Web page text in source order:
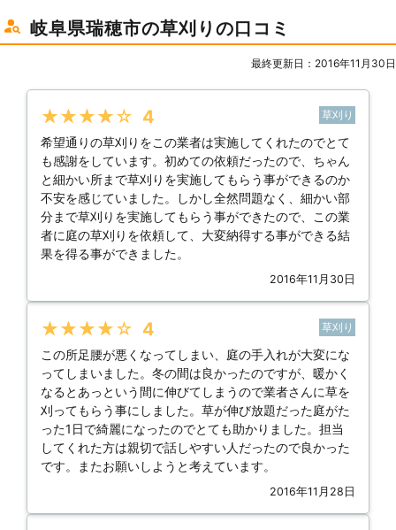
岐阜県瑞穂市の草刈りの口コミ
最終更新日：2016年11月30日
★★★★★ 4 草刈り
希望通りの草刈りをこの業者は実施してくれたのでとて
も感謝をしています。初めての依頼だったので、ちゃん
と細かい所まで草刈りを実施してもらう事ができるのか
不安を感じていました。しかし全然問題なく、細かい部
分まで草刈りを実施してもらう事ができたので、この業
者に庭の草刈りを依頼して、大変納得する事ができる結
果を得る事ができました。
2016年11月30日
★★★★★ 4 草刈り
この所足腰が悪くなってしまい、庭の手入れが大変にな
ってしまいました。冬の間は良かったのですが、暖かく
なるとあっという間に伸びてしまうので業者さんに草を
刈ってもらう事にしました。草が伸び放題だった庭がた
った1日で綺麗になったのでとても助かりました。担当
してくれた方は親切で話しやすい人だったので良かった
です。またお願いしようと考えています。
2016年11月28日